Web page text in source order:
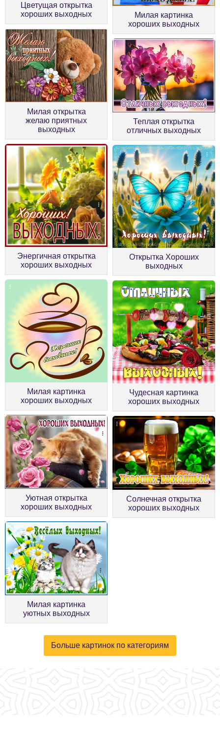
Цветущая открытка
хороших выходных
Милая открытка
желаю приятных
выходных
Милая картинка
хороших выходных
Энергичная открытка
хороших выходных
Теплая открытка
отличных выходных
Милая картинка
хороших выходных
Открытка Хороших
выходных
Уютная открытка
хороших выходных
Чудесная картинка
хороших выходных
Милая картинка
уютных выходных
Солнечная открытка
хороших выходных
Больше картинок по категориям